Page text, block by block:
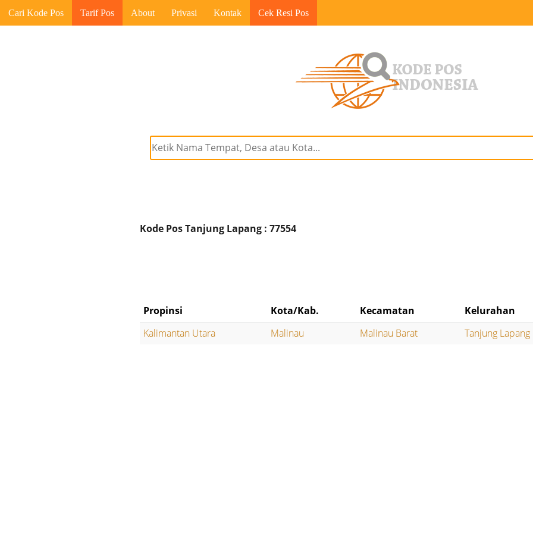
Cari Kode Pos Tarif Pos About Privasi Kontak Cek Resi Pos
Kode Pos Tanjung Lapang : 77554
Propinsi Kota/Kab. Kecamatan
Kelurahan
Kalimantan Utara
Malinau Malinau Barat Tanjung Lapang